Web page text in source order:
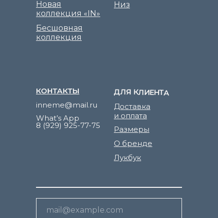
Доставка
и оплата
ДЛЯ КЛИЕНТА
Лукбук
Размеры
О бренде
КОНТАКТЫ
inneme@mail.ru
What’s App
8 (929) 925-77-75
Бесшовная
коллекция
Низ
Новая
коллекция «IN»